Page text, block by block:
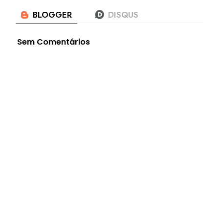
Sem Comentários